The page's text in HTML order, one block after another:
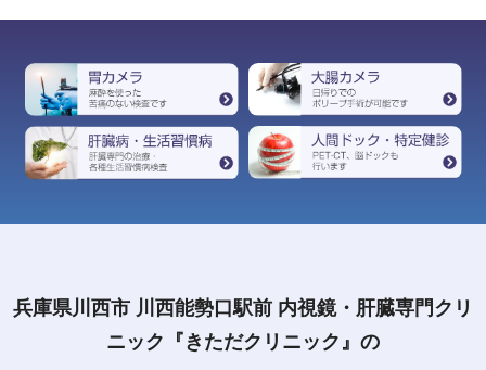
兵庫県川西市 川西能勢口駅前 内視鏡・肝臓専門クリ
ニック『きただクリニック』の